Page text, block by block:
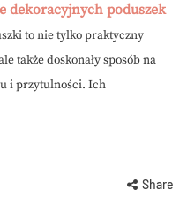
dekoracyjnych poduszek
to nie tylko praktyczny
także doskonały sposób na
i przytulności. Ich
Share